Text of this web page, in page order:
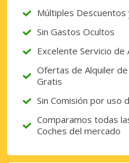
Múltiples
Sin Gastos Ocultos
Excelente Servicio de
Ofertas de Alquiler
Gratis
Sin Comisión por uso
Comparamos todas
Coches del mercado